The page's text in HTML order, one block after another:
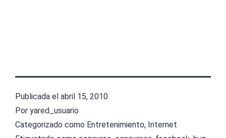
Publicada el abril 15, 2010
Por yared_usuario
Categorizado como Entretenimiento, Internet